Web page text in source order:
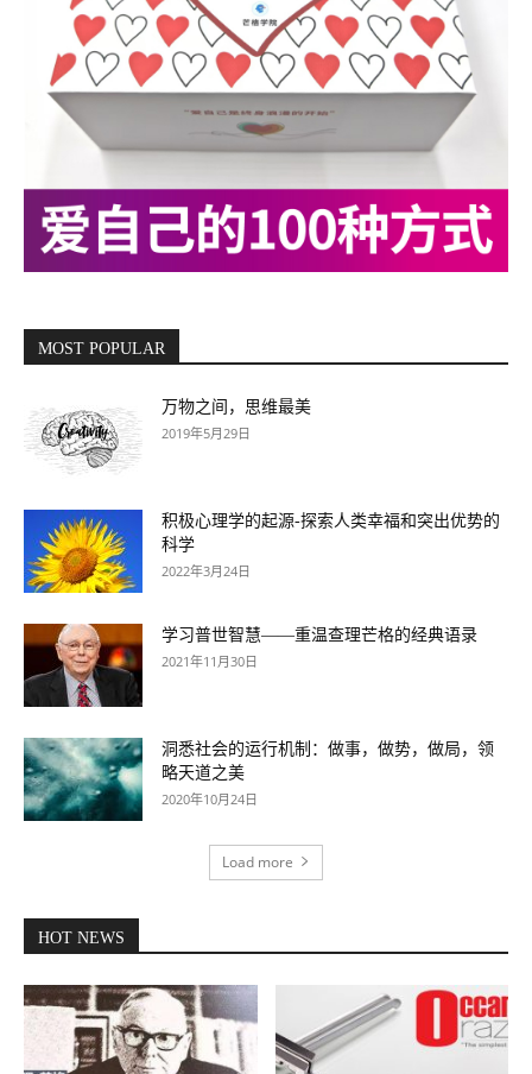
MOST POPULAR
万物之间，思维最美
2019年5月29日
积极心理学的起源-探索人类幸福和突出优势的
科学
2022年3月24日
学习普世智慧——重温查理芒格的经典语录
2021年11月30日
洞悉社会的运行机制：做事，做势，做局，领
略天道之美
2020年10月24日
Load more
HOT NEWS